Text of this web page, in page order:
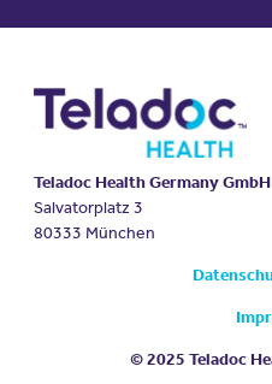
Teladoc Health Germany GmbH
Salvatorplatz 3
80333 München
© 2025 Teladoc